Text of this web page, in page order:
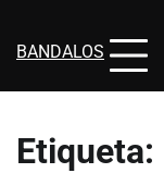
content
BANDALOS
Etiqueta: